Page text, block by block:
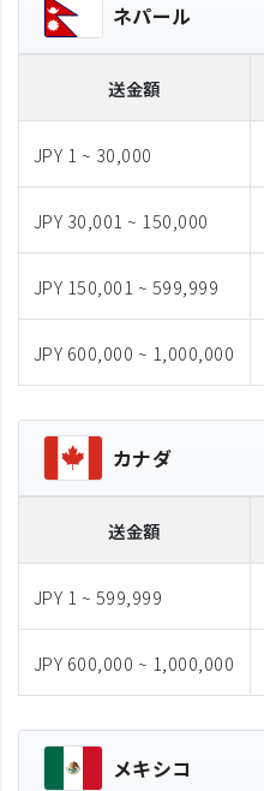
ネパール
送金額
JPY 1 ~ 30,000
JPY 30,001 ~ 150,000
JPY 150,001 ~ 599,999
JPY 600,000 ~ 1,000,000
カナダ
送金額
JPY 1 ~ 599,999
JPY 600,000 ~ 1,000,000
メキシコ